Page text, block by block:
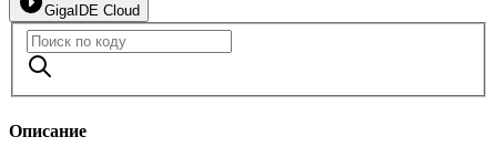
GigaIDE Cloud
Описание